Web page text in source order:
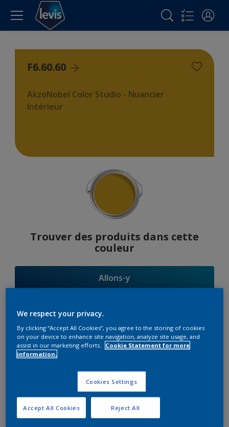
F6.60.60
AkzoNobel Color Studio - Nuancier
Intérieur
Trouver des produits dans cette
couleur
Allons-y
Suggestions
d'Harmonies
Le Blanc Parfait
We respect your privacy.
By clicking “Accept All Cookies”, you agree to the storing of cookies
on your device to enhance site navigation, analyze site usage, and
assist in our marketing efforts.
Cookie Statement for more
information.
Cookies Settings
Reject All
Accept All Cookies